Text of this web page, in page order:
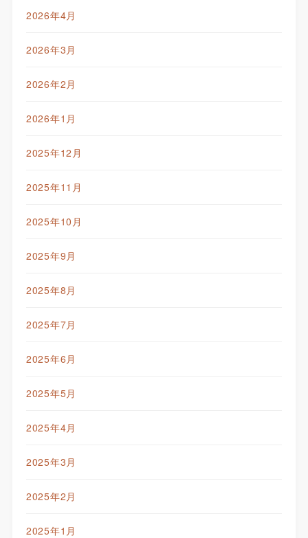
2026年4月
2026年3月
2026年2月
2026年1月
2025年12月
2025年11月
2025年10月
2025年9月
2025年8月
2025年7月
2025年6月
2025年5月
2025年4月
2025年3月
2025年2月
2025年1月